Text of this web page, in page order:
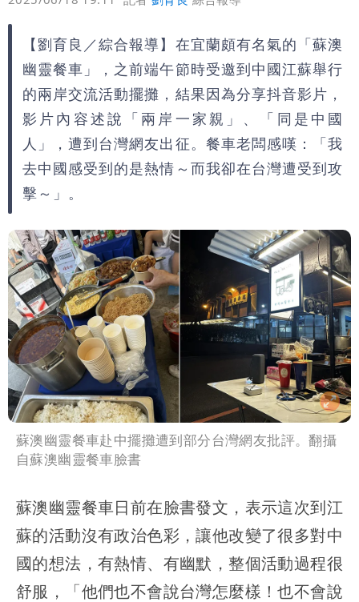
頭 辦公室全是「1聲音」
班鐵翔誇姜厚任女友跟他學演戲表現優
異 網笑：老師好像提油救火了
「民進黨有她裸照？」黃智賢回嗆：國民
黨墮落還不准人說
13子女擠10坪屋 媽傳返家：我很愛孩
子...請還我們平靜
氣象女神累了？白海豚報成「白沙屯」
本尊：懊惱到現在
陳時中選前夜「淋雨道歉」 王必勝認：
析對台影響
吳子嘉斷言：綠營「這縣市」恐一屍五
命！她穩贏
【劉育良／綜合報導】在宜蘭頗有名氣的「蘇澳
幽靈餐車」，之前端午節時受邀到中國江蘇舉行
的兩岸交流活動擺攤，結果因為分享抖音影片，
影片內容述說「兩岸一家親」、「同是中國
人」，遭到台灣網友出征。餐車老闆感嘆：「我
去中國感受到的是熱情～而我卻在台灣遭受到攻
擊～」。
蘇澳幽靈餐車赴中擺攤遭到部分台灣網友批評。翻攝
自蘇澳幽靈餐車臉書
蘇澳幽靈餐車日前在臉書發文，表示這次到江
蘇的活動沒有政治色彩，讓他改變了很多對中
國的想法，有熱情、有幽默，整個活動過程很
舒服，「他們也不會說台灣怎麼樣！也不會說